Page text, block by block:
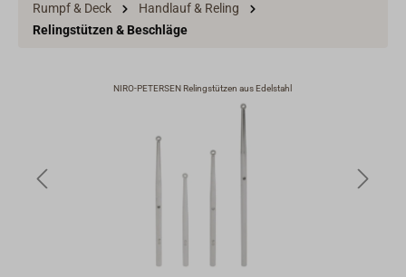
Rumpf & Deck
Handlauf & Reling
Relingstützen & Beschläge
NIRO-PETERSEN Relingstützen aus Edelstahl